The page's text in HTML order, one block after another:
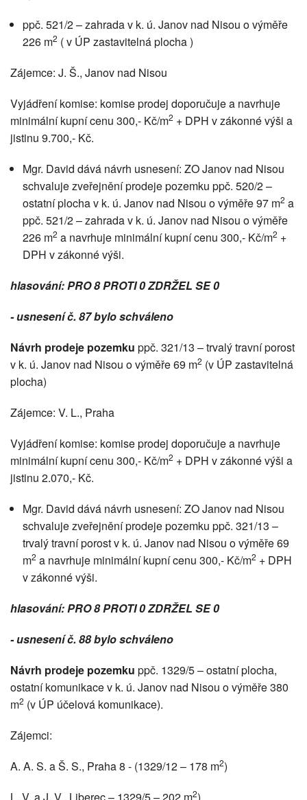
ppč. 521/2 – zahrada v k. ú. Janov nad Nisou o výměře
226 m2 ( v ÚP zastavitelná plocha )
Zájemce: J. Š., Janov nad Nisou
Vyjádření komise: komise prodej doporučuje a navrhuje
minimální kupní cenu 300,- Kč/m2 + DPH v zákonné výši a
jistinu 9.700,- Kč.
Mgr. David dává návrh usnesení: ZO Janov nad Nisou
schvaluje zveřejnění prodeje pozemku ppč. 520/2 –
ostatní plocha v k. ú. Janov nad Nisou o výměře 97 m2 a
ppč. 521/2 – zahrada v k. ú. Janov nad Nisou o výměře
226 m2 a navrhuje minimální kupní cenu 300,- Kč/m2 +
DPH v zákonné výši.
hlasování: PRO 8 PROTI 0 ZDRŽEL SE 0
- usnesení č. 87 bylo schváleno
Návrh prodeje pozemku ppč. 321/13 – trvalý travní porost
v k. ú. Janov nad Nisou o výměře 69 m2 (v ÚP zastavitelná
plocha)
Zájemce: V. L., Praha
Vyjádření komise: komise prodej doporučuje a navrhuje
minimální kupní cenu 300,- Kč/m2 + DPH v zákonné výši a
jistinu 2.070,- Kč.
Mgr. David dává návrh usnesení: ZO Janov nad Nisou
schvaluje zveřejnění prodeje pozemku ppč. 321/13 –
trvalý travní porost v k. ú. Janov nad Nisou o výměře 69
m2 a navrhuje minimální kupní cenu 300,- Kč/m2 + DPH
v zákonné výši.
hlasování: PRO 8 PROTI 0 ZDRŽEL SE 0
- usnesení č. 88 bylo schváleno
Návrh prodeje pozemku ppč. 1329/5 – ostatní plocha,
ostatní komunikace v k. ú. Janov nad Nisou o výměře 380
m2 (v ÚP účelová komunikace).
Zájemci:
A. A. S. a Š. S., Praha 8 - (1329/12 – 178 m2)
2